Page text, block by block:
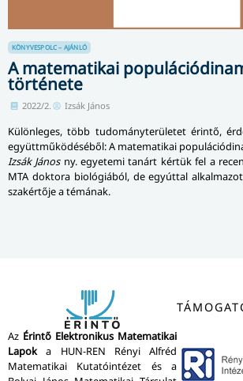
KÖNYVESPOLC – AJÁNLÓ
A matematikai
története
2022/2. Izsák János
Különleges, több tudományterületet érintő,
együttműködéséből: A matematikai
Izsák Jánosny. egyetemi tanárt kértük fel a
MTA doktora biológiából, de egyúttal
szakértője a témának.
Az Érintő Elektronikus Matematikai
Lapoka HUN-REN Rényi Alfréd
Matematikai Kutatóintézet és a